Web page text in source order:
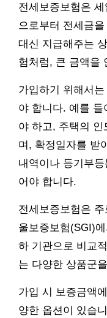
전세보증보험은
으로부터 전세금
대신 지급해주는
험처럼, 큰 금액을
가입하기 위해서
야 합니다. 예를 들
야 하고, 주택의
며, 확정일자를 받
내역이나 등기부
어야 합니다.
전세보증보험은
울보증보험(SGI)
하 기관으로 비교
는 다양한 상품군
가입 시 보증금액
양한 옵션이 있습